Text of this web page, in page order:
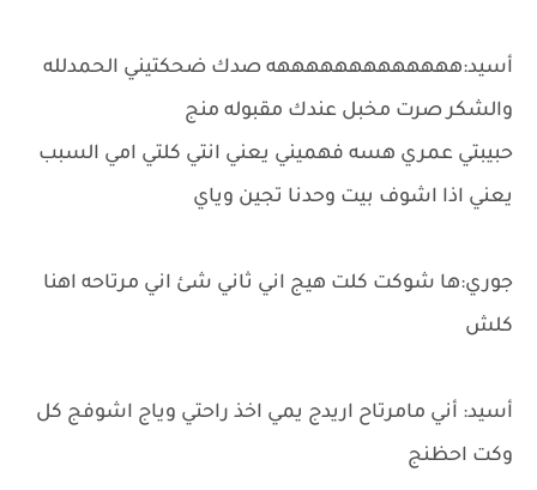
أسيد:هههههههههههههه صدك ضحكتيني الحمدلله
والشكر صرت مخبل عندك مقبوله منج
حبيبتي عمري هسه فهميني يعني انتي كلتي امي السبب
يعني اذا اشوف بيت وحدنا تجين وياي
جوري:ها شوكت كلت هيج اني ثاني شئ اني مرتاحه اهنا
كلش
أسيد: أني مامرتاح اريدج يمي اخذ راحتي وياج اشوفج كل
وكت احظنج